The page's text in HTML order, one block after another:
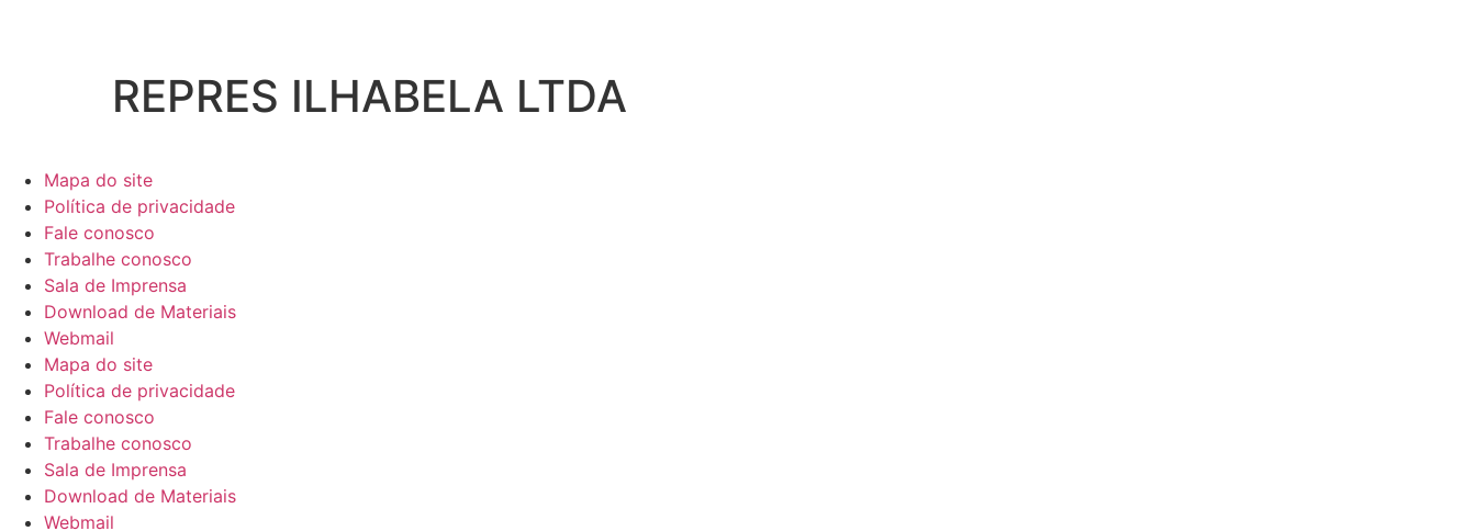
REPRES ILHABELA LTDA
Mapa do site
Política de privacidade
Fale conosco
Trabalhe conosco
Sala de Imprensa
Download de Materiais
Webmail
Mapa do site
Política de privacidade
Fale conosco
Trabalhe conosco
Sala de Imprensa
Download de Materiais
Webmail